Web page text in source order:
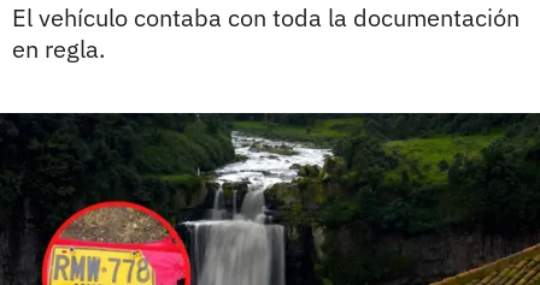
El vehículo contaba con toda la documentación
en regla.